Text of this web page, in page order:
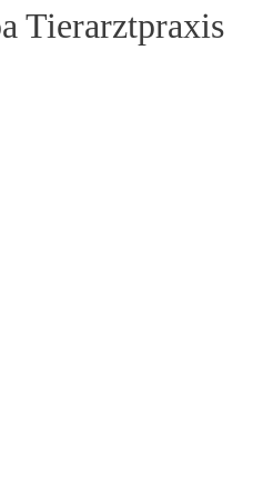
Tierarztpraxis